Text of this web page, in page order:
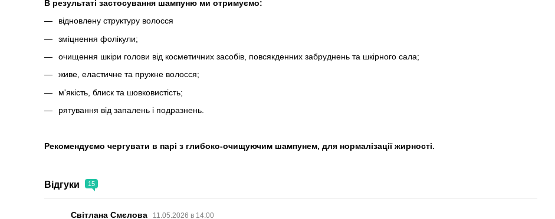
В результаті застосування шампуню ми отримуємо:
відновлену структуру волосся
зміцнення фолікули;
очищення шкіри голови від косметичних засобів, повсякденних забруднень та шкірного сала;
живе, еластичне та пружне волосся;
м'якість, блиск та шовковистість;
рятування від запалень і подразнень.
Рекомендуємо чергувати в парі з глибоко-очищуючим шампунем, для нормалізації жирності.
Відгуки 15
Світлана Смєлова 11.05.2026 в 14:00